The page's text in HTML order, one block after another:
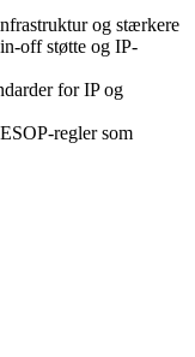
og stærkere
off støtte og IP-
for IP og
regler som